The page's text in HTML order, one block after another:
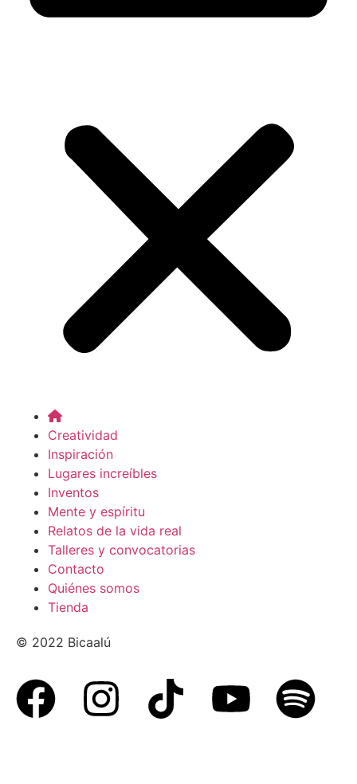
Creatividad
Inspiración
Lugares increíbles
Inventos
Mente y espíritu
Relatos de la vida real
Talleres y convocatorias
Contacto
Quiénes somos
Tienda
© 2022 Bicaalú